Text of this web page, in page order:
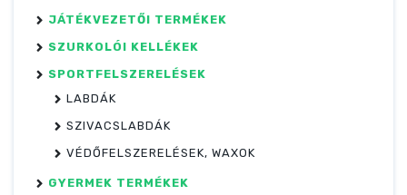
JÁTÉKVEZETŐI TERMÉKEK
SZURKOLÓI KELLÉKEK
SPORTFELSZERELÉSEK
LABDÁK
SZIVACSLABDÁK
VÉDŐFELSZERELÉSEK, WAXOK
GYERMEK TERMÉKEK